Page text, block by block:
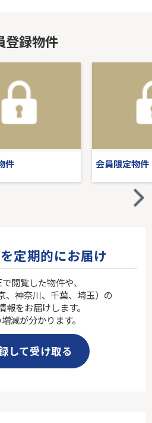
登録物件
件 会員限定物件
定期的にお届け
閲覧した物件や、
、神奈川、千葉、埼玉）の
報をお届けします。
減が分かります。
して受け取る